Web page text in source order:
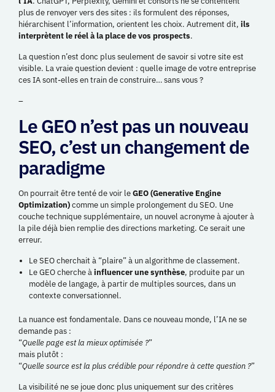
plus de renvoyer vers des sites : ils formulent des réponses,
hiérarchisent l’information, orientent les choix. Autrement dit, ils
interprètent le réel à la place de vos prospects.
La question n’est donc plus seulement de savoir si votre site est
visible. La vraie question devient : quelle image de votre entreprise
ces IA sont-elles en train de construire… sans vous ?
–
Le GEO n’est pas un nouveau
SEO, c’est un changement de
paradigme
On pourrait être tenté de voir leGEO (Generative Engine
Optimization)comme un simple prolongement du SEO. Une
couche technique supplémentaire, un nouvel acronyme à ajouter à
la pile déjà bien remplie des directions marketing. Ce serait une
erreur.
Le SEO cherchait à “plaire” à un algorithme de classement.
LeGEOcherche àinfluencer une synthèse, produite par un
modèle de langage, à partir de multiples sources, dans un
contexte conversationnel.
La nuance est fondamentale. Dans ce nouveau monde, l’IA ne se
demande pas :
“Quelle page est la mieux optimisée ?”
mais plutôt :
“Quelle source est la plus crédible pour répondre à cette question ?”
La visibilité ne se joue donc plus uniquement sur des critères